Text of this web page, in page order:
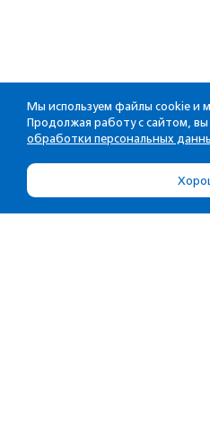
Мы используем файлы cookie и
Продолжая работу с сайтом, вы
обработки персональных